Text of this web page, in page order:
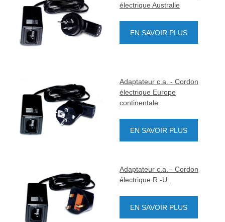
électrique Australie
EN SAVOIR PLUS
Adaptateur c.a. - Cordon
électrique Europe
continentale
EN SAVOIR PLUS
Adaptateur c.a. - Cordon
électrique R.-U.
EN SAVOIR PLUS